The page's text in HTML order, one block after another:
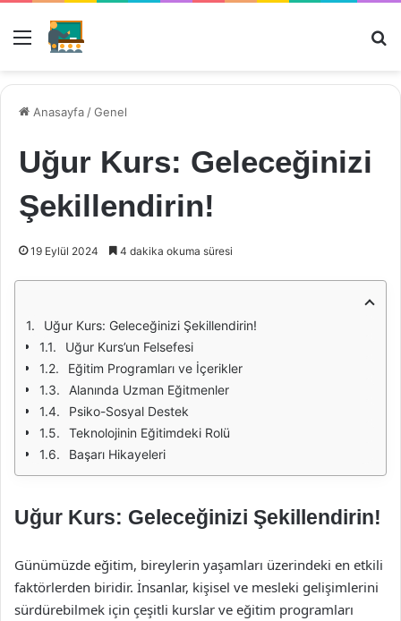
Menü
Anasayfa /Genel
Uğur Kurs: Geleceğinizi
Şekillendirin!
19 Eylül 2024 4 dakika okuma süresi
Uğur Kurs: Geleceğinizi Şekillendirin!
Uğur Kurs’un Felsefesi
Eğitim Programları ve İçerikler
Alanında Uzman Eğitmenler
Psiko-Sosyal Destek
Teknolojinin Eğitimdeki Rolü
Başarı Hikayeleri
Uğur Kurs: Geleceğinizi Şekillendirin!
Günümüzde eğitim, bireylerin yaşamları üzerindeki en etkili
faktörlerden biridir. İnsanlar, kişisel ve mesleki gelişimlerini
sürdürebilmek için çeşitli kurslar ve eğitim programları